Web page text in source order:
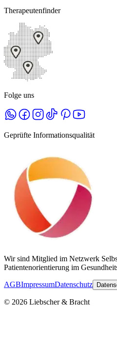
Therapeutenfinder
Folge uns
Geprüfte Informationsqualität
Wir sind Mitglied im Netzwerk
Patientenorientierung im
AGBImpressumDatenschutz
© 2026 Liebscher & Bracht